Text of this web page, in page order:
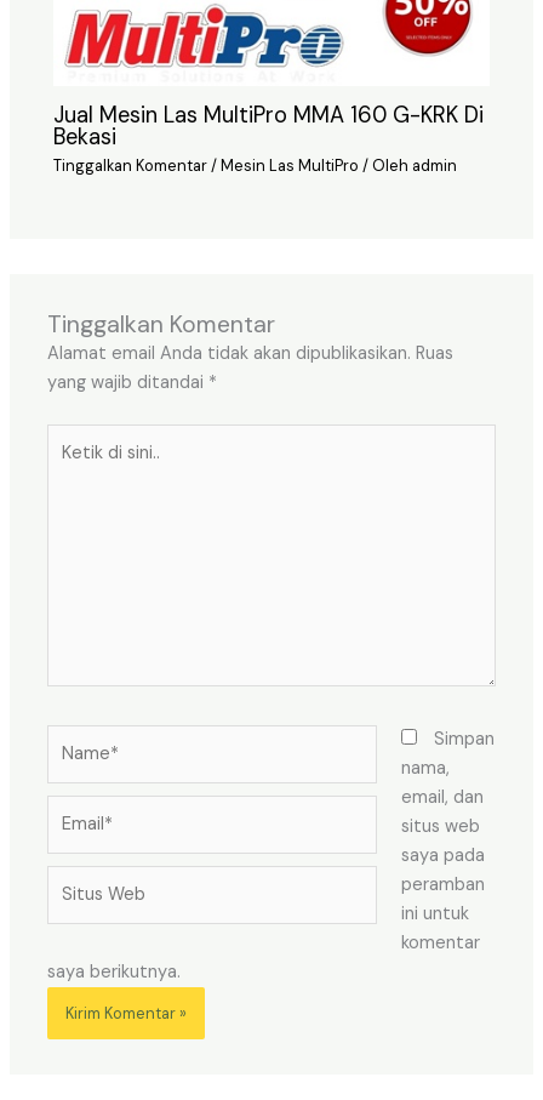
Jual Mesin Las MultiPro MMA 160 G-KRK Di
Bekasi
Tinggalkan Komentar/Mesin Las MultiPro / Oleh admin
Tinggalkan Komentar
Alamat email Anda tidak akan dipublikasikan. Ruas
yang wajib ditandai *
Web
Simpan
nama,
email, dan
situs web
saya pada
peramban
ini untuk
komentar
saya berikutnya.